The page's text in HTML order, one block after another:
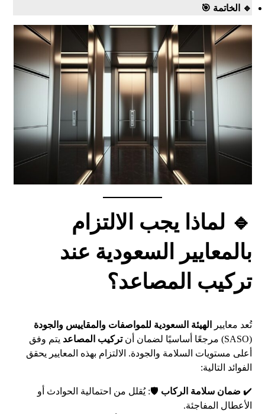
🔹 الخاتمة 🎯
🔹 لماذا يجب الالتزام
بالمعايير السعودية عند
تركيب المصاعد؟
تُعد معايير
الهيئة السعودية للمواصفات والمقاييس والجودة
(SASO) مرجعًا أساسيًا لضمان أن
تركيب المصاعد يتم وفق
أعلى مستويات السلامة والجودة. الالتزام بهذه المعايير يحقق
الفوائد التالية:
✔️ ضمان سلامة الركاب 🛡️: يُقلل من احتمالية الحوادث أو
الأعطال المفاجئة.